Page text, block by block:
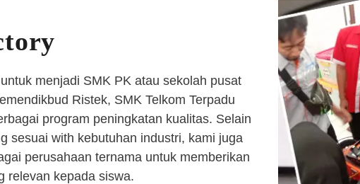
menjadi SMK PK atau sekolah pusat
Ristek, SMK Telkom Terpadu
program peningkatan kualitas. Selain
sesuai with kebutuhan industri, kami juga
perusahaan ternama untuk memberikan
relevan kepada siswa.